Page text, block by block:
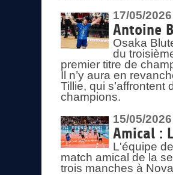
17/05/2026
Antoine
Osaka
du
premier titre de
Il n’y aura en
Tillie, qui
champions.
15/05/2026
Amical :
L'équipe
match amical de la
trois manches à